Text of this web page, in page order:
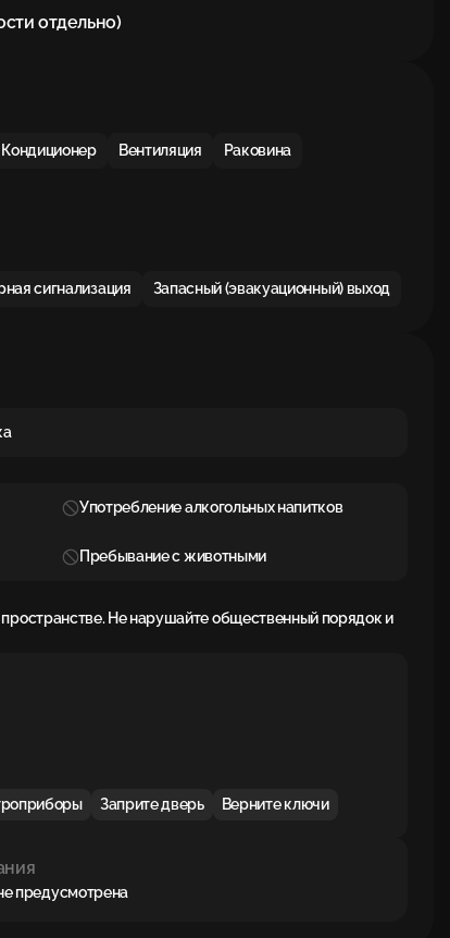
отдельно)
Кондиционер Вентиляция Раковина
сигнализация Запасный (эвакуационный) выход
Употребление алкогольных напитков
Пребывание с животными
Не нарушайте общественный порядок и
Заприте дверь Верните ключи
предусмотрена